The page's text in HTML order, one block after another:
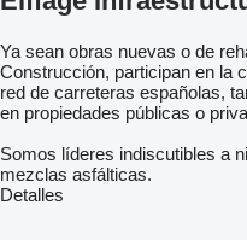
Ya sean obras nuevas o de
Construcción, participan en la
red de carreteras españolas,
en propiedades públicas o
Somos líderes indiscutibles a
mezclas asfálticas.
Detalles